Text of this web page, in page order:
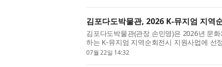
김포다도박물관, 2026 K-뮤지엄 지역
김포다도박물관(관장 손민영)은 2026년 문
하는 K-뮤지엄 지역순회전시 지원사업에 선
시는 한국차박물관(8월 7일~10월 5일)...
07월 22일 14:32